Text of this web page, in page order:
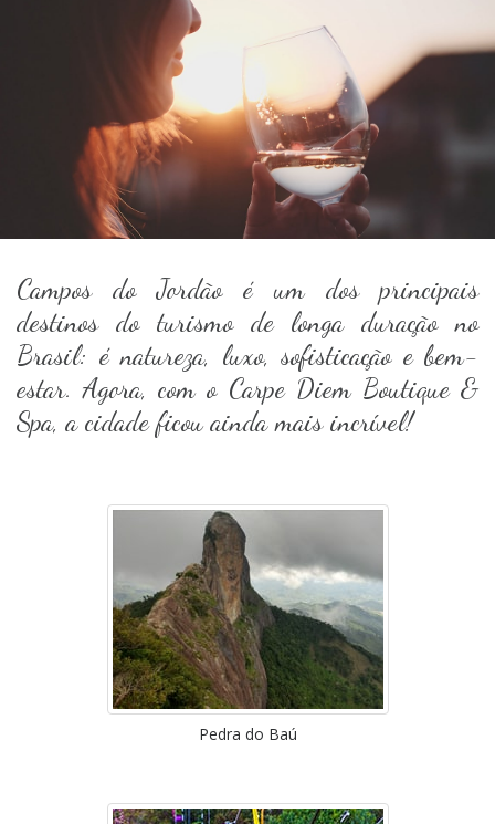
Campos do Jordão é um dos principais
destinos do turismo de longa duração no
Brasil: é natureza, luxo, sofisticação e bem-
estar. Agora, com o Carpe Diem Boutique &
Spa, a cidade ficou ainda mais incrível!
Pedra do Baú